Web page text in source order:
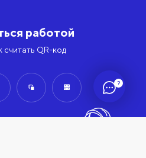
?
работой
считать QR-код